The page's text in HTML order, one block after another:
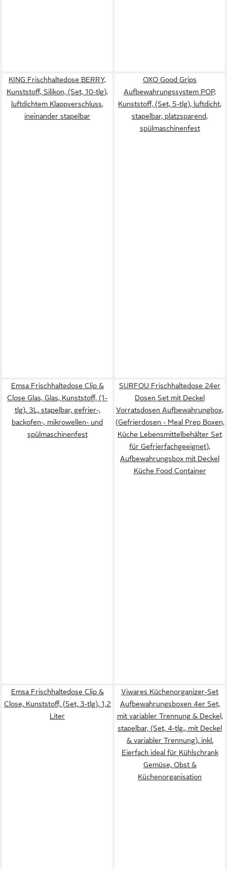
KING Frischhaltedose BERRY,
Kunststoff, Silikon, (Set, 10-tlg),
luftdichtem Klappverschluss,
ineinander stapelbar
OXO Good Grips
Aufbewahrungssystem POP,
Kunststoff, (Set, 5-tlg), luftdicht,
stapelbar, platzsparend,
spülmaschinenfest
Emsa Frischhaltedose Clip &
Close Glas, Glas, Kunststoff, (1-
tlg), 3L, stapelbar, gefrier-,
backofen-, mikrowellen- und
spülmaschinenfest
SURFOU Frischhaltedose 24er
Dosen Set mit Deckel
Vorratsdosen Aufbewahrungbox,
(Gefrierdosen - Meal Prep Boxen,
Küche Lebensmittelbehälter Set
für Gefrierfachgeeignet),
Aufbewahrungsbox mit Deckel
Küche Food Container
Emsa Frischhaltedose Clip &
Close, Kunststoff, (Set, 3-tlg), 1,2
Liter
Viwares Küchenorganizer-Set
Aufbewahrungsboxen 4er Set,
mit variabler Trennung & Deckel,
stapelbar, (Set, 4-tlg., mit Deckel
& variabler Trennung), inkl.
Eierfach ideal für Kühlschrank
Gemüse, Obst &
Küchenorganisation